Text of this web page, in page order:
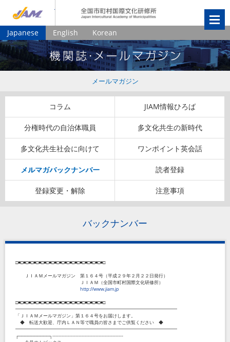
Japanese English Korean
メールマガジン
コラム JIAM情報ひろば
分権時代の自治体職員 多文化共生の新時代
多文化共生社会に向けて ワンポイント英会話
メルマガバックナンバー 読者登録
登録変更・解除 注意事項
バックナンバー
□■□■□■□■□■□■□■□■□■□■□■□■□■□■□■□■□■□
ＪＩＡＭメールマガジン 第１６４号（平成２９年２月２２日発行）
ＪＩＡＭ（全国市町村国際文化研修所）
http://www.jiam.jp
□■□■□■□■□■□■□■□■□■□■□■□■□■□■□■□■□■□
━━━━━━━━━━━━━━━━━━━━━━━━━━━━━━━━━━━
「ＪＩＡＭメールマガジン」第１６４号をお届けします。
◆ 転送大歓迎、庁内ＬＡＮ等で職員の皆さまでご供覧ください ◆
━━━━━━━━━━━━━━━━━━━━━━━━━━━━━━━━━━━
┌──────────┐----------------------------------------------